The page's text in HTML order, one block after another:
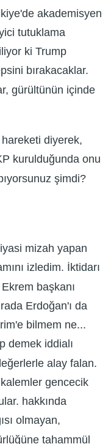
akademisyen
tutuklama
ki Trump
bırakacaklar.
gürültünün içinde
diyerek,
kurulduğunda onu
şimdi?
mizah yapan
izledim. İktidarı
başkanı
Erdoğan'ı da
bilmem ne...
demek iddialı
alay falan.
gencecik
hakkında
olmayan,
tahammül